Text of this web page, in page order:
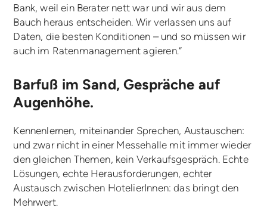
Bank, weil ein Berater nett war und wir aus dem
Bauch heraus entscheiden. Wir verlassen uns auf
Daten, die besten Konditionen – und so müssen wir
auch im Ratenmanagement agieren.“
Barfuß im Sand, Gespräche auf
Augenhöhe.
Kennenlernen, miteinander Sprechen, Austauschen:
und zwar nicht in einer Messehalle mit immer wieder
den gleichen Themen, kein Verkaufsgespräch. Echte
Lösungen, echte Herausforderungen, echter
Austausch zwischen HotelierInnen: das bringt den
Mehrwert.